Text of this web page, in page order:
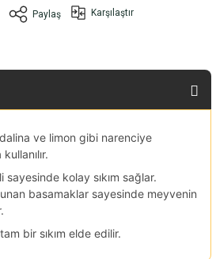
Paylaş Karşılaştır
ve limon gibi narenciye
sayesinde kolay sıkım sağlar.
basamaklar sayesinde meyvenin
bir sıkım elde edilir.